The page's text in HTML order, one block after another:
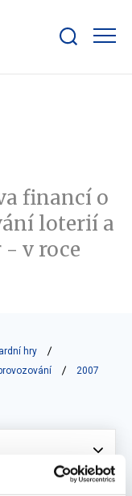
bar
financí o
loterií a
v roce
hry
2007